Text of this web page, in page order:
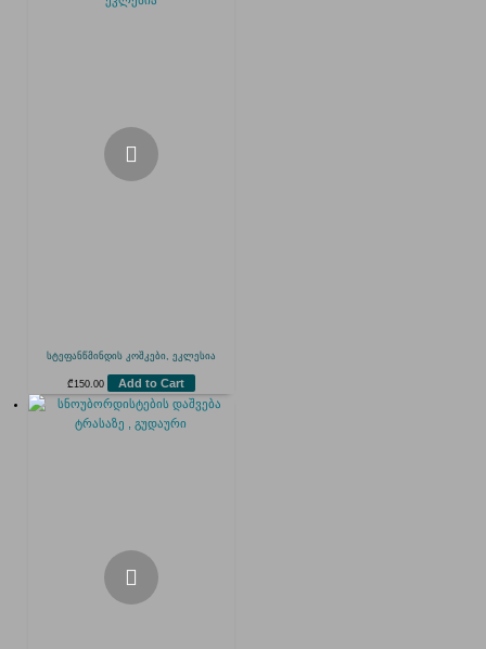
სტეფანწმინდის კოშკები, ეკლესია
₾150.00 Add to Cart